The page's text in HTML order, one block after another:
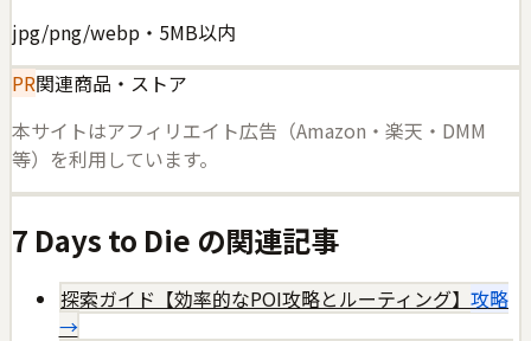
jpg/png/webp・5MB以内
PR関連商品・ストア
本サイトはアフィリエイト広告（Amazon・楽天・DMM
等）を利用しています。
7 Days to Die の関連記事
探索ガイド【効率的なPOI攻略とルーティング】 攻略
→